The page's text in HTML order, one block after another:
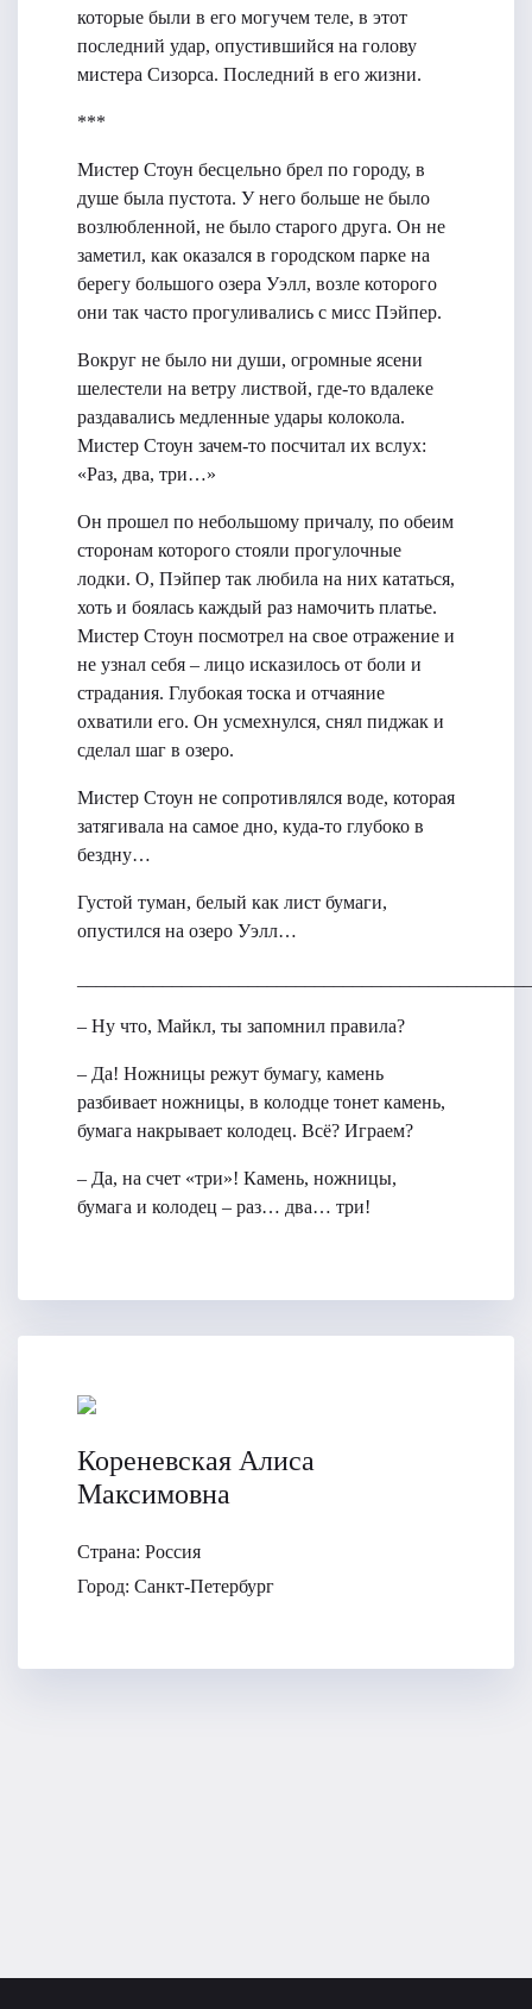
которые были в его могучем теле, в этот
последний удар, опустившийся на голову
мистера Сизорса. Последний в его жизни.
***
Мистер Стоун бесцельно брел по городу, в
душе была пустота. У него больше не было
возлюбленной, не было старого друга. Он не
заметил, как оказался в городском парке на
берегу большого озера Уэлл, возле которого
они так часто прогуливались с мисс Пэйпер.
Вокруг не было ни души, огромные ясени
шелестели на ветру листвой, где-то вдалеке
раздавались медленные удары колокола.
Мистер Стоун зачем-то посчитал их вслух:
«Раз, два, три…»
Он прошел по небольшому причалу, по обеим
сторонам которого стояли прогулочные
лодки. О, Пэйпер так любила на них кататься,
хоть и боялась каждый раз намочить платье.
Мистер Стоун посмотрел на свое отражение и
не узнал себя – лицо исказилось от боли и
страдания. Глубокая тоска и отчаяние
охватили его. Он усмехнулся, снял пиджак и
сделал шаг в озеро.
Мистер Стоун не сопротивлялся воде, которая
затягивала на самое дно, куда-то глубоко в
бездну…
Густой туман, белый как лист бумаги,
опустился на озеро Уэлл…
– Ну что, Майкл, ты запомнил правила?
– Да! Ножницы режут бумагу, камень
разбивает ножницы, в колодце тонет камень,
бумага накрывает колодец. Всё? Играем?
– Да, на счет «три»! Камень, ножницы,
бумага и колодец – раз… два… три!
Кореневская Алиса
Максимовна
Страна: Россия
Город: Санкт-Петербург